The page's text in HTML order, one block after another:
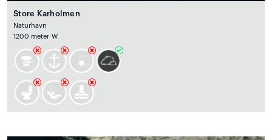
Store Karholmen
Naturhavn
1200 meter W